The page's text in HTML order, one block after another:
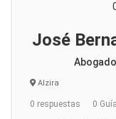
José
Alzira
0 respuestas 0